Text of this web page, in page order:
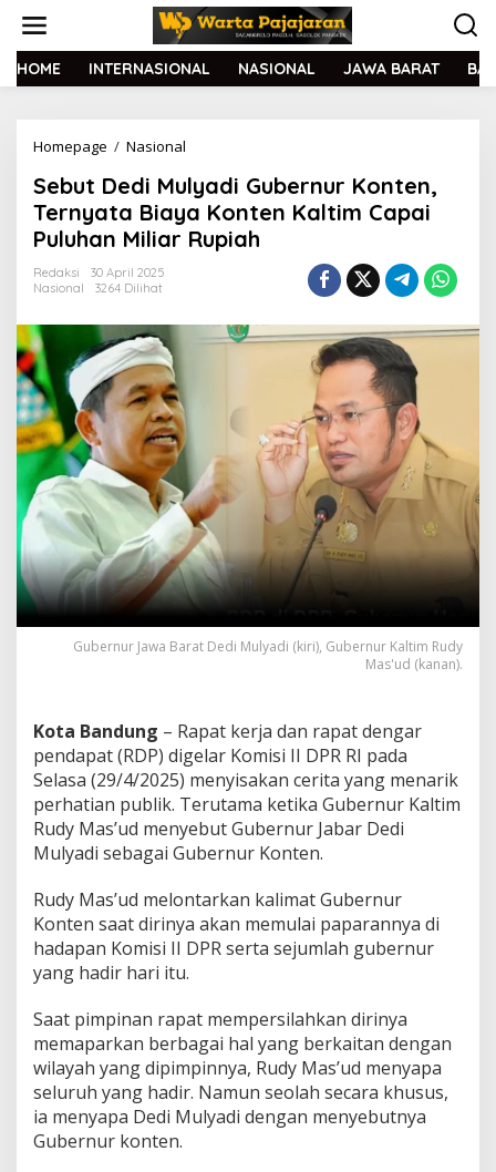
t
HOME INTERNASIONAL NASIONAL JAWA BARAT
Homepage / Nasional
b
u
t
D
M
i
u
b
e
r
n
u
r
K
o
n
,
T
e
r
n
a
a
B
i
y
K
o
n
e
n
Sebut Dedi Mulyadi Gubernur Konten,
Ternyata Biaya Konten Kaltim Capai
Puluhan Miliar Rupiah
Redaksi
30 April 2025
Nasional
3264 Dilihat
Gubernur Jawa Barat Dedi Mulyadi (kiri), Gubernur Kaltim Rudy
Mas'ud (kanan).
Kota Bandung – Rapat kerja dan rapat dengar
pendapat (RDP) digelar Komisi II DPR RI pada
Selasa (29/4/2025) menyisakan cerita yang menarik
perhatian publik. Terutama ketika Gubernur Kaltim
Rudy Mas’ud menyebut Gubernur Jabar Dedi
Mulyadi sebagai Gubernur Konten.
Rudy Mas’ud melontarkan kalimat Gubernur
Konten saat dirinya akan memulai paparannya di
hadapan Komisi II DPR serta sejumlah gubernur
yang hadir hari itu.
Saat pimpinan rapat mempersilahkan dirinya
memaparkan berbagai hal yang berkaitan dengan
wilayah yang dipimpinnya, Rudy Mas’ud menyapa
seluruh yang hadir. Namun seolah secara khusus,
ia menyapa Dedi Mulyadi dengan menyebutnya
Gubernur konten.